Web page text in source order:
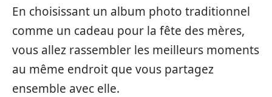
En choisissant un album photo traditionnel
comme un cadeau pour la fête des mères,
vous allez rassembler les meilleurs moments
au même endroit que vous partagez
ensemble avec elle.